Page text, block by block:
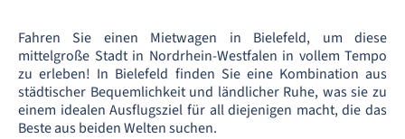
Fahren Sie einen Mietwagen in Bielefeld, um diese
mittelgroße Stadt in Nordrhein-Westfalen in vollem Tempo
zu erleben! In Bielefeld finden Sie eine Kombination aus
städtischer Bequemlichkeit und ländlicher Ruhe, was sie zu
einem idealen Ausflugsziel für all diejenigen macht, die das
Beste aus beiden Welten suchen.